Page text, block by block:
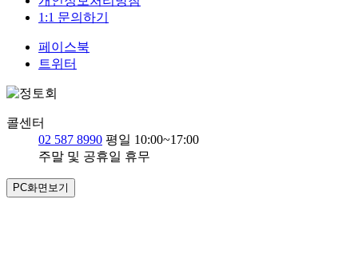
1:1 문의하기
페이스북
트위터
콜센터
02 587 8990 평일 10:00~17:00
주말 및 공휴일 휴무
PC화면보기